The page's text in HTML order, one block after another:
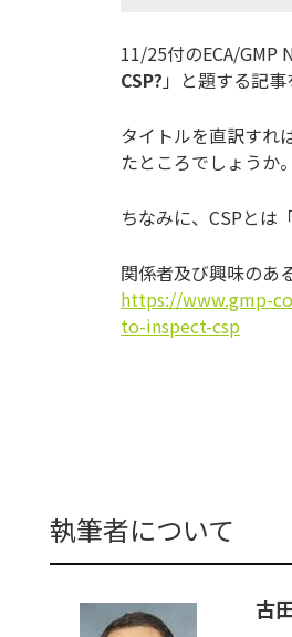
11/25付のECA/GMP
CSP? 」と題する記事
タイトルを直訳すれ
たところでしょうか。
ちなみに、CSPとは
関係者及び興味のあ
https://www.gmp-
to-inspect-csp
執筆者について
古